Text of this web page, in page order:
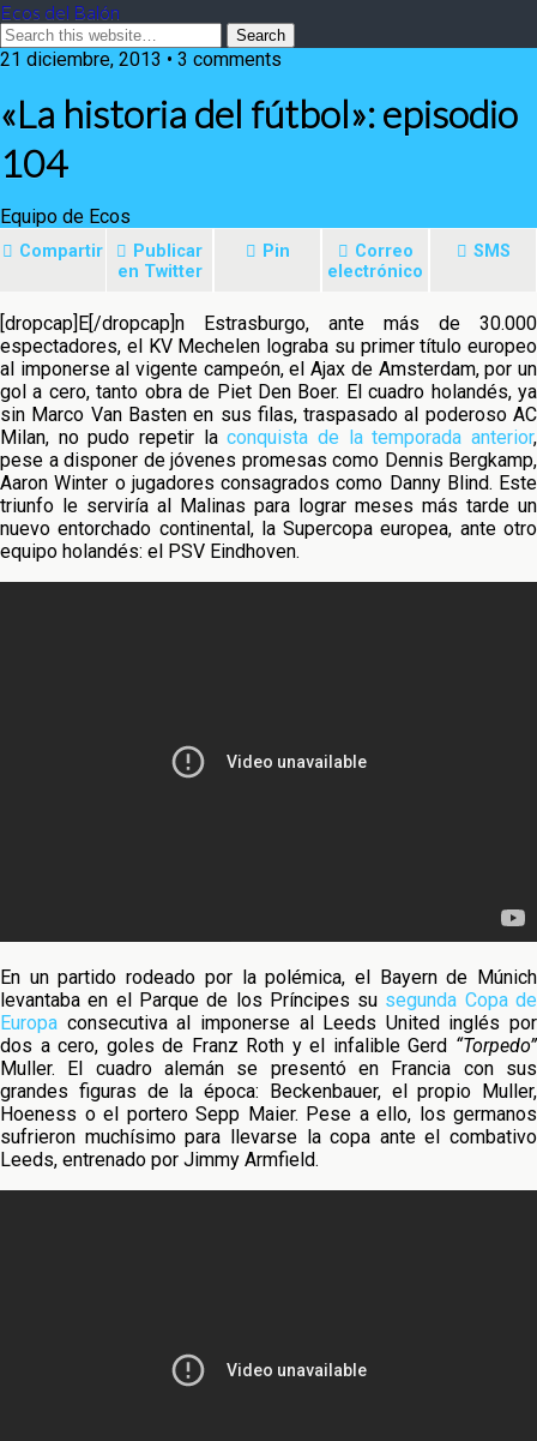
Ecos del Balón
21 diciembre, 2013 • 3 comments
«La historia del fútbol»: episodio
104
Equipo de Ecos
Compartir
Publicar
en Twitter
Pin
Correo
electrónico
SMS
[dropcap]E[/dropcap]n Estrasburgo, ante más de 30.000
espectadores, el KV Mechelen lograba su primer título europeo
al imponerse al vigente campeón, el Ajax de Amsterdam, por un
gol a cero, tanto obra de Piet Den Boer. El cuadro holandés,ya
sin Marco Van Basten en sus filas, traspasado al poderoso AC
Milan, no pudo repetir laconquista de la temporada anterior,
pese a disponer de jóvenes promesas como Dennis Bergkamp,
Aaron Winter o jugadores consagrados como Danny Blind. Este
triunfo le serviría al Malinas para lograr meses más tarde un
nuevo entorchado continental, la Supercopa europea, ante otro
equipo holandés: el PSV Eindhoven.
En un partido rodeado por la polémica, el Bayern de Múnich
levantaba en el Parque de los Príncipes su segunda Copa de
Europa consecutiva al imponerse al Leeds United inglés por
dos a cero, goles de Franz Roth y el infalible Gerd “Torpedo”
Muller. El cuadro alemán se presentó en Francia con sus
grandes figuras de la época: Beckenbauer, el propio Muller,
Hoeness o el portero Sepp Maier. Pese a ello, los germanos
sufrieron muchísimo para llevarse la copa ante el combativo
Leeds, entrenado por Jimmy Armfield.